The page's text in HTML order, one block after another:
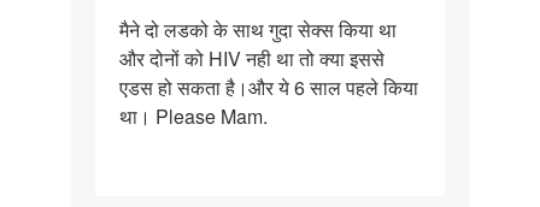
मैने
दो
लडको
के
मैने दो लडको के साथ गुदा सेक्स किया था
और दोनों को HIV नही था तो क्या इससे
एडस हो सकता है।और ये 6 साल पहले किया
था। Please Mam.